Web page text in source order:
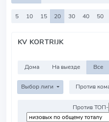
5 10 15 20 30 40 50
KV KORTRIJK
Дома На выезде Все
Выбор лиги
Против ТОП-